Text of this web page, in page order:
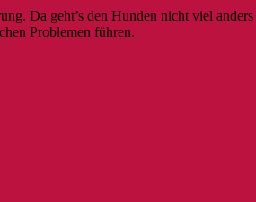
Da geht’s den Hunden nicht viel
Problemen führen.